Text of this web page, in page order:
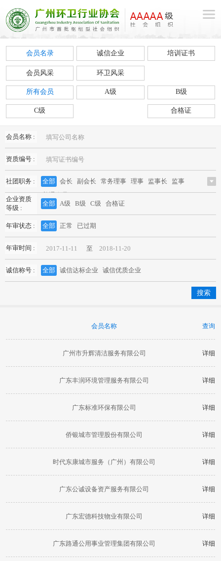
会员名录 诚信企业 培训证书
会员风采 环卫风采
所有会员 A级 B级
C级 合格证
会员名称 :
资质编号 :
社团职务 : 全部 会长 副会长 常务理事 理事 监事长
监事
普通会员
企业资质
等级 :
全部 A级 B级 C级 合格证
年审状态 : 全部 正常 已过期
年审时间 : 至
诚信称号 : 全部 诚信达标企业 诚信优质企业
会员名称 查询
广州市升辉清洁服务有限公司 详细
广东丰润环境管理服务有限公司 详细
广东标准环保有限公司 详细
侨银城市管理股份有限公司 详细
时代东康城市服务（广州）有限公司 详细
广东公诚设备资产服务有限公司 详细
广东宏德科技物业有限公司 详细
广东路通公用事业管理集团有限公司 详细